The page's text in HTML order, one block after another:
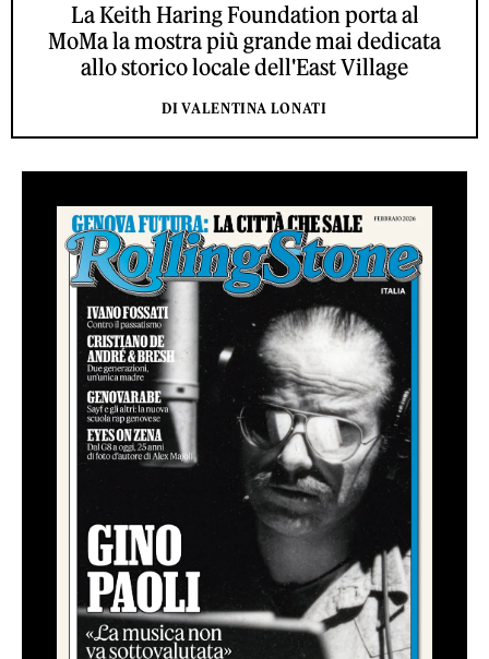
La Keith Haring Foundation porta al
MoMa la mostra più grande mai dedicata
allo storico locale dell'East Village
DI VALENTINA LONATI